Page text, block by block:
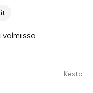
valmiissa
Kesto